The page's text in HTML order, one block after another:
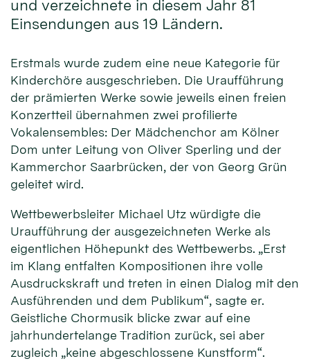
und verzeichnete in diesem Jahr 81
Einsendungen aus 19 Ländern.
Erstmals wurde zudem eine neue Kategorie für
Kinderchöre ausgeschrieben. Die Uraufführung
der prämierten Werke sowie jeweils einen freien
Konzertteil übernahmen zwei profilierte
Vokalensembles: Der Mädchenchor am Kölner
Dom unter Leitung von Oliver Sperling und der
Kammerchor Saarbrücken, der von Georg Grün
geleitet wird.
Wettbewerbsleiter Michael Utz würdigte die
Uraufführung der ausgezeichneten Werke als
eigentlichen Höhepunkt des Wettbewerbs. „Erst
im Klang entfalten Kompositionen ihre volle
Ausdruckskraft und treten in einen Dialog mit den
Ausführenden und dem Publikum“, sagte er.
Geistliche Chormusik blicke zwar auf eine
jahrhundertelange Tradition zurück, sei aber
zugleich „keine abgeschlossene Kunstform“.